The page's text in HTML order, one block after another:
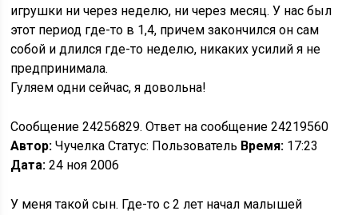
игрушки ни через неделю, ни через месяц. У нас был
этот период где-то в 1,4, причем закончился он сам
собой и длился где-то неделю, никаких усилий я не
предпринимала.
Гуляем одни сейчас, я довольна!
Сообщение 24256829. Ответ на сообщение 24219560
Автор: Чучелка Статус: Пользователь Время: 17:23
Дата: 24 ноя 2006
У меня такой сын. Где-то с 2 лет начал малышей